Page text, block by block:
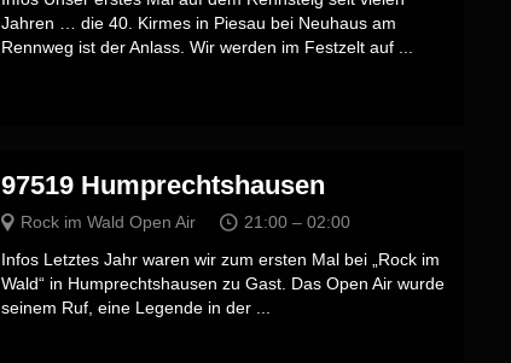
Jahren … die 40. Kirmes in Piesau bei Neuhaus am
Rennweg ist der Anlass. Wir werden im Festzelt auf ...
97519 Humprechtshausen
Rock im Wald Open Air
21:00 – 02:00
Infos Letztes Jahr waren wir zum ersten Mal bei „Rock im
Wald“ in Humprechtshausen zu Gast. Das Open Air wurde
seinem Ruf, eine Legende in der ...